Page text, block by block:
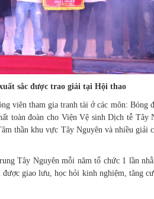
sắc được trao giải tại Hội thao
viên tham gia tranh tài ở các môn: Bóng
toàn đoàn cho Viện Vệ sinh Dịch tễ Tây
thần khu vực Tây Nguyên và nhiều giải
Tây Nguyên mỗi năm tổ chức 1 lần
giao lưu, học hỏi kinh nghiệm, tăng